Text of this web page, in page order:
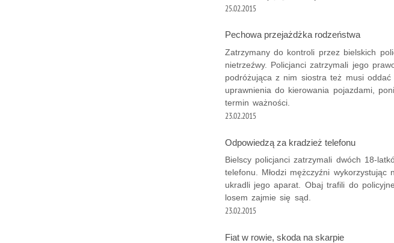
25.02.2015
Pechowa przejażdżka rodzeństwa
Zatrzymany do kontroli przez bielskich
nietrzeźwy. Policjanci zatrzymali jego
podróżująca z nim siostra też musi oddać
uprawnienia do kierowania pojazdami,
termin ważności.
23.02.2015
Odpowiedzą za kradzież telefonu
Bielscy policjanci zatrzymali dwóch 18-
telefonu. Młodzi mężczyźni wykorzystując
ukradli jego aparat. Obaj trafili do
losem zajmie się sąd.
23.02.2015
Fiat w rowie, skoda na skarpie